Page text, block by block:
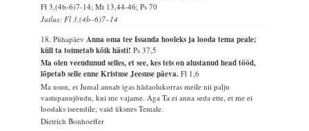
Fl 3,(4b-6)7-14; Mt 13,44-46; Ps 70
Jutlus: Fl 3,(4b–6)7–14
18. PühapäevAnna oma tee Issanda hooleks ja looda tema peale;
küll ta toimetab kõik hästi!Ps 37,5
Ma olen veendunud selles, et see, kes teis on alustanud head tööd,
lõpetab selle enne Kristuse Jeesuse päeva.Fl 1,6
Ma usun, et Jumal annab igas hädaolukorras meile nii palju
vastupanujõudu, kui me vajame. Aga Ta ei anna seda ette, et me ei
loodaks iseendile, vaid üksnes Temale.
Dietrich Bonhoeffer